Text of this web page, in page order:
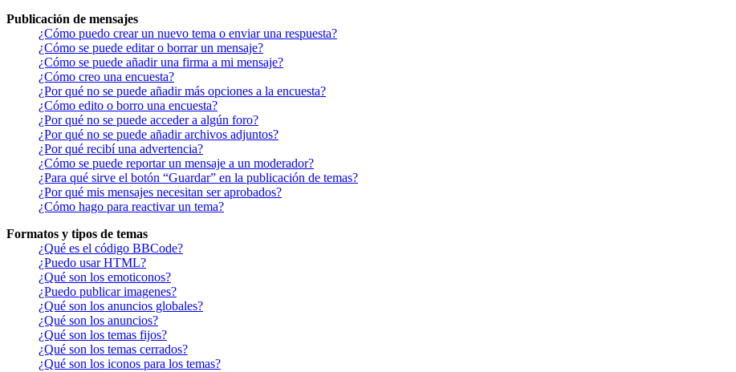
Publicación de mensajes
¿Cómo puedo crear un nuevo tema o enviar una respuesta?
¿Cómo se puede editar o borrar un mensaje?
¿Cómo se puede añadir una firma a mi mensaje?
¿Cómo creo una encuesta?
¿Por qué no se puede añadir más opciones a la encuesta?
¿Cómo edito o borro una encuesta?
¿Por qué no se puede acceder a algún foro?
¿Por qué no se puede añadir archivos adjuntos?
¿Por qué recibí una advertencia?
¿Cómo se puede reportar un mensaje a un moderador?
¿Para qué sirve el botón “Guardar” en la publicación de temas?
¿Por qué mis mensajes necesitan ser aprobados?
¿Cómo hago para reactivar un tema?
Formatos y tipos de temas
¿Qué es el código BBCode?
¿Puedo usar HTML?
¿Qué son los emoticonos?
¿Puedo publicar imagenes?
¿Qué son los anuncios globales?
¿Qué son los anuncios?
¿Qué son los temas fijos?
¿Qué son los temas cerrados?
¿Qué son los iconos para los temas?